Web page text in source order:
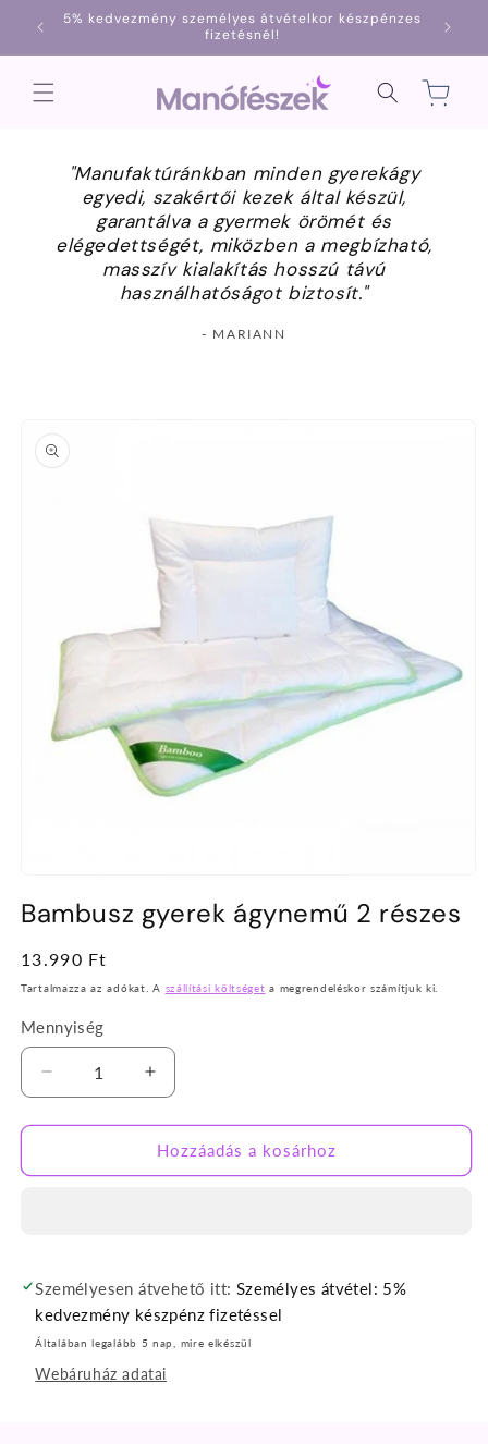
Ugrás a
tartalomhoz
5% kedvezmény személyes átvételkor készpénzes
fizetésnél!
Kosár
"Manufaktúránkban minden gyerekágy
egyedi, szakértői kezek által készül,
garantálva a gyermek örömét és
elégedettségét, miközben a megbízható,
masszív kialakítás hosszú távú
használhatóságot biztosít."
- MARIANN
ugrás a
termékadatokra
megnyitása
párbeszédpanelen
Bambusz gyerek ágynemű 2 részes
Normál
ár
13.990 Ft
Tartalmazza az adókat. A szállítási költséget a megrendeléskor számítjuk ki.
Mennyiség
Bambusz
gyerek
ágynemű
részes
Bambusz
gyerek
ágynemű
2
részes
Hozzáadás a kosárhoz
Személyesen átvehető itt: Személyes átvétel: 5%
kedvezmény készpénz fizetéssel
Általában legalább 5 nap, mire elkészül
Webáruház adatai